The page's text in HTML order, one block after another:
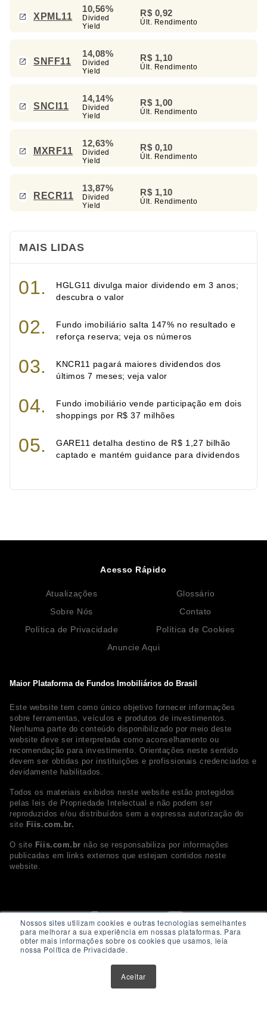
Nossos sites utilizam cookies e outras tecnologias semelhantes
para melhorar a sua experiência em nossas plataformas. Para
obter mais informações sobre os cookies que usamos, leia
nossa Política de Privacidade.
Aceitar
XPML11
10,56%
Divided
Yield
R$ 0,92
Últ. Rendimento
SNFF11
14,08%
Divided
Yield
R$ 1,10
Últ. Rendimento
SNCI11
14,14%
Divided
Yield
R$ 1,00
Últ. Rendimento
MXRF11
12,63%
Divided
Yield
R$ 0,10
Últ. Rendimento
RECR11
13,87%
Divided
Yield
R$ 1,10
Últ. Rendimento
MAIS LIDAS
HGLG11 divulga maior dividendo em 3 anos;
descubra o valor
Fundo imobiliário salta 147% no resultado e
reforça reserva; veja os números
KNCR11 pagará maiores dividendos dos
últimos 7 meses; veja valor
Fundo imobiliário vende participação em dois
shoppings por R$ 37 milhões
GARE11 detalha destino de R$ 1,27 bilhão
captado e mantém guidance para dividendos
Maior Plataforma de Fundos Imobiliários do Brasil
Este website tem como único objetivo fornecer informações
sobre ferramentas, veículos e produtos de investimentos.
Nenhuma parte do conteúdo disponibilizado por meio deste
website deve ser interpretada como aconselhamento ou
recomendação para investimento. Orientações neste sentido
devem ser obtidas por instituições e profissionais credenciados e
devidamente habilitados.
Todos os materiais exibidos neste website estão protegidos
pelas leis de Propriedade Intelectual e não podem ser
reproduzidos e/ou distribuídos sem a expressa autorização do
site Fiis.com.br.
O site Fiis.com.br não se responsabiliza por informações
publicadas em links externos que estejam contidos neste
website.
Acesso Rápido
Atualizações
Glossário
Sobre Nós
Contato
Política de Privacidade
Política de Cookies
Anuncie Aqui